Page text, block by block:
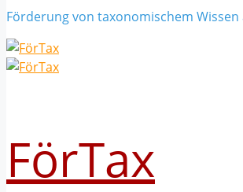
Förderung von taxonomischem
FörTax